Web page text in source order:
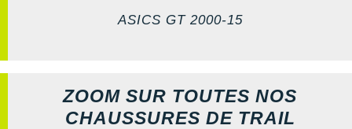
ASICS GT 2000-15
ZOOM SUR TOUTES NOS
CHAUSSURES DE TRAIL